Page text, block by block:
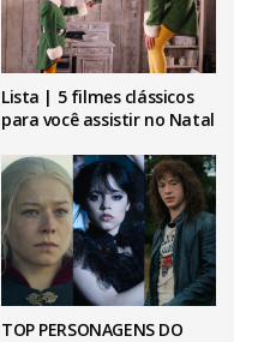
Lista | 5 filmes clássicos
para você assistir no Natal
TOP PERSONAGENS DO